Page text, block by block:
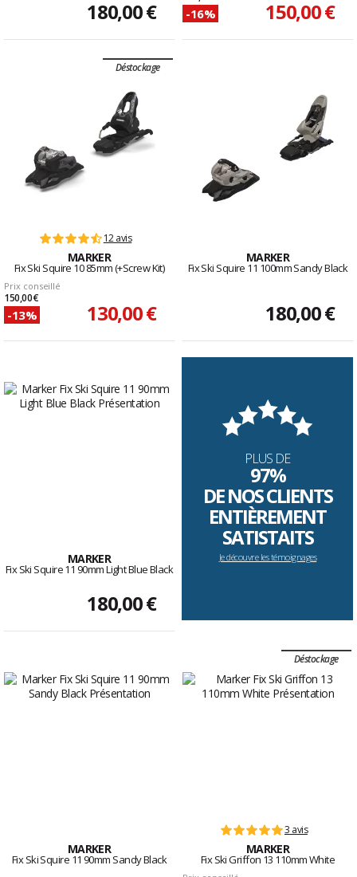
180,00 € -16% 150,00 €
Déstockage
12 avis
MARKER
Fix Ski Squire 10 85mm (+Screw Kit)
Prix conseillé
150,00 €
-13% 130,00 €
MARKER
Fix Ski Squire 11 100mm Sandy Black
180,00 €
MARKER
Fix Ski Squire 11 90mm Light Blue Black
180,00 €
PLUS DE
97%
DE NOS CLIENTS
ENTIÈREMENT
SATISTAITS
Je découvre les témoignages
MARKER
Fix Ski Squire 11 90mm Sandy Black
Déstockage
3 avis
MARKER
Fix Ski Griffon 13 110mm White